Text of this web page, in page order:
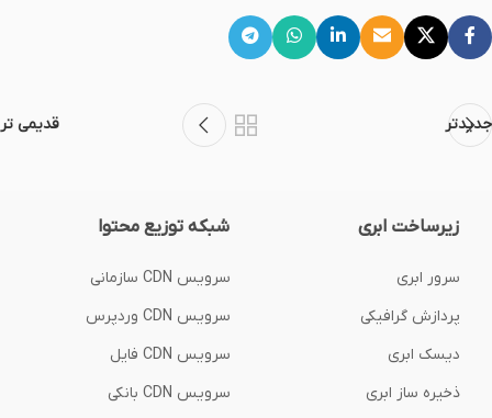
جدیدتر قدیمی تر
زیرساخت ابری
سرور ابری
پردازش گرافیکی
دیسک ابری
ذخیره ساز ابری
شبکه توزیع محتوا
سرویس CDN سازمانی
سرویس CDN وردپرس
سرویس CDN فایل
سرویس CDN بانکی